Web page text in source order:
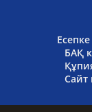
БАҚ
Сайт